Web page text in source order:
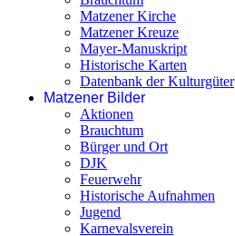
Matzener Kirche
Matzener Kreuze
Mayer-Manuskript
Historische Karten
Datenbank der Kulturgüter
Matzener Bilder
Aktionen
Brauchtum
Bürger und Ort
DJK
Feuerwehr
Historische Aufnahmen
Jugend
Karnevalsverein